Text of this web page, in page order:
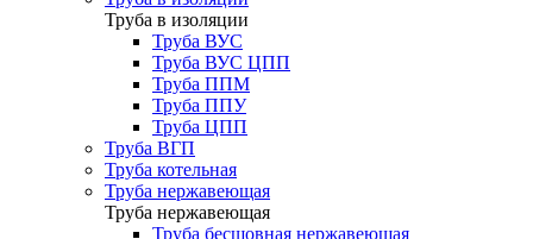
Труба в изоляции
Труба ВУС
Труба ВУС ЦПП
Труба ППМ
Труба ППУ
Труба ЦПП
Труба ВГП
Труба котельная
Труба нержавеющая
Труба нержавеющая
Труба бесшовная нержавеющая